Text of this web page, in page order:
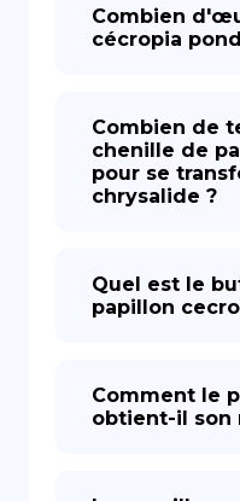
Combien
cécropia
Combien de
chenille de
pour se
chrysalide ?
Quel est le
papillon
Comment le
obtient-il son